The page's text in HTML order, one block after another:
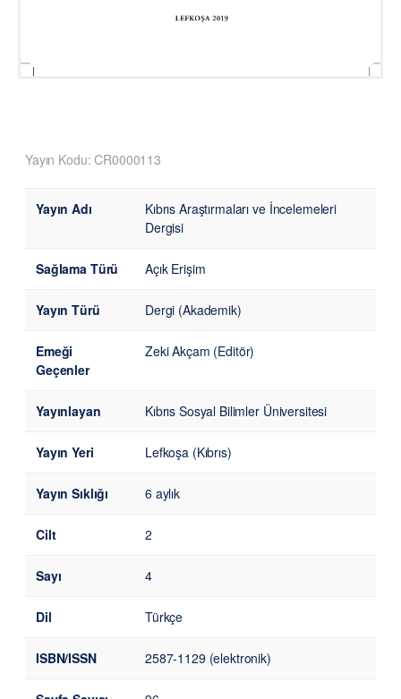
Yayın Kodu: CR0000113
Yayın Adı
Kıbrıs Araştırmaları ve İncelemeleri
Dergisi
Sağlama Türü Açık Erişim
Yayın Türü Dergi (Akademik)
Emeği
Geçenler
Zeki Akçam (Editör)
Yayınlayan Kıbrıs Sosyal Bilimler Üniversitesi
Yayın Yeri Lefkoşa (Kıbrıs)
Yayın Sıklığı 6 aylık
Cilt 2
Sayı 4
Dil Türkçe
ISBN/ISSN 2587-1129 (elektronik)